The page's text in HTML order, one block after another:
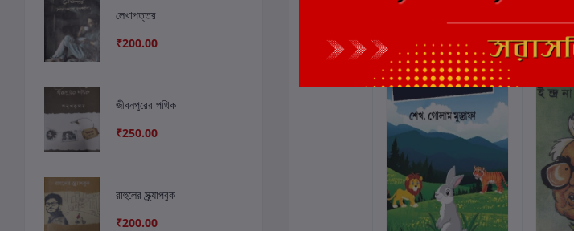
লেখাপত্তর
₹200.00
জীবনপুরের পথিক
₹250.00
রাহুলের স্ক্র্যাপবুক
₹200.00